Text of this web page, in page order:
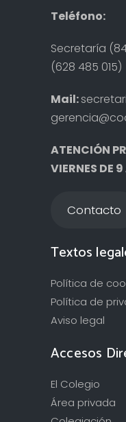
Teléfono:
Secretaría
(628 485 015)
Mail:
ATENCIÓN
VIERNES DE
Contacto
Textos
Política de
Política de
Aviso legal
Accesos
El Colegio
Área privada